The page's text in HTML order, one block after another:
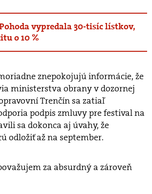
vypredala 30-tisíc lístkov,
o 10 %
znepokojujú informácie, že
ministerstva obrany v dozornej
Trenčín sa zatiaľ
podpis zmluvy pre festival na
sa dokonca aj úvahy, že
odložiť až na september.
za absurdný a zároveň